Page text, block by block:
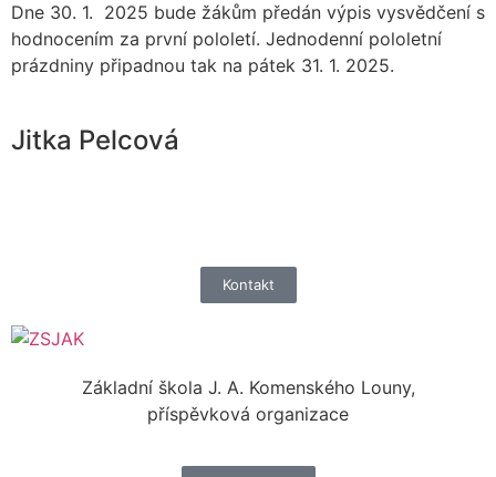
Dne 30. 1. 2025 bude žákům předán výpis vysvědčení s
hodnocením za první pololetí. Jednodenní pololetní
prázdniny připadnou tak na pátek 31. 1. 2025.
Jitka Pelcová
Kontakt
Základní škola J. A. Komenského Louny,
příspěvková organizace